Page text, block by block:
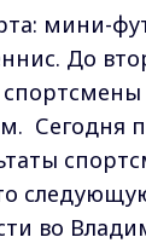
мини-
До
Сегодня
во